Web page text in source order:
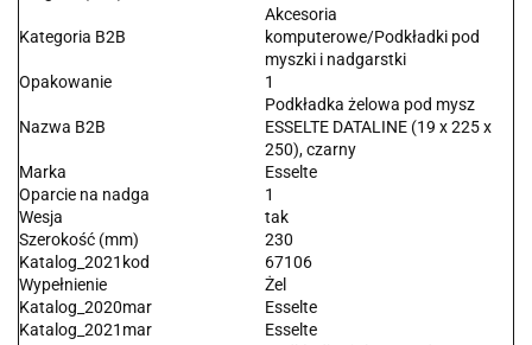
Kategoria B2B
Akcesoria
komputerowe/Podkładki pod
myszki i nadgarstki
Opakowanie
1
Nazwa B2B
Podkładka żelowa pod mysz
ESSELTE DATALINE (19 x 225 x
250), czarny
Marka
Esselte
Oparcie na nadga
1
Wesja
tak
Szerokość (mm)
230
Katalog_2021kod
67106
Wypełnienie
Żel
Katalog_2020mar
Esselte
Katalog_2021mar
Esselte